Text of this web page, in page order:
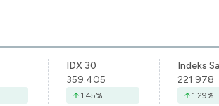
IDX 30
359.405
1.45%
221.978
1.29%